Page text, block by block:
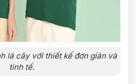
lá cây với thiết kế đơn giản và
tinh tế.